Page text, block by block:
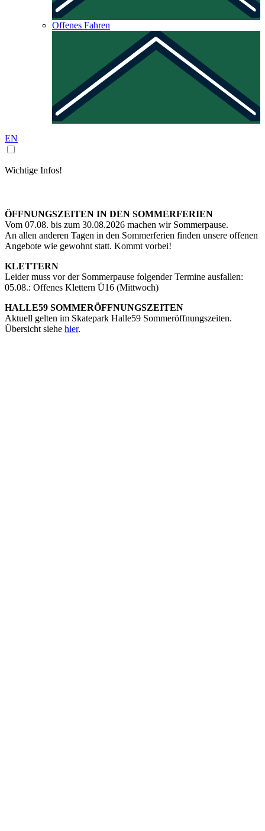
Offenes Fahren
EN
Wichtige Infos!
ÖFFNUNGSZEITEN IN DEN SOMMERFERIEN
Vom 07.08. bis zum 30.08.2026 machen wir Sommerpause.
An allen anderen Tagen in den Sommerferien finden unsere offenen
Angebote wie gewohnt statt. Kommt vorbei!
KLETTERN
Leider muss vor der Sommerpause folgender Termine ausfallen:
05.08.: Offenes Klettern Ü16 (Mittwoch)
HALLE59 SOMMERÖFFNUNGSZEITEN
Aktuell gelten im Skatepark Halle59 Sommeröffnungszeiten.
Übersicht siehe hier.